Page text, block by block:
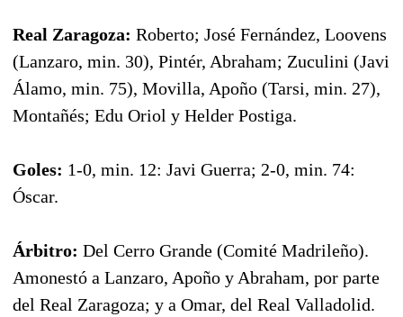
Real Zaragoza: Roberto; José Fernández, Loovens
(Lanzaro, min. 30), Pintér, Abraham; Zuculini (Javi
Álamo, min. 75), Movilla, Apoño (Tarsi, min. 27),
Montañés; Edu Oriol y Helder Postiga.
Goles: 1-0, min. 12: Javi Guerra; 2-0, min. 74:
Óscar.
Árbitro: Del Cerro Grande (Comité Madrileño).
Amonestó a Lanzaro, Apoño y Abraham, por parte
del Real Zaragoza; y a Omar, del Real Valladolid.